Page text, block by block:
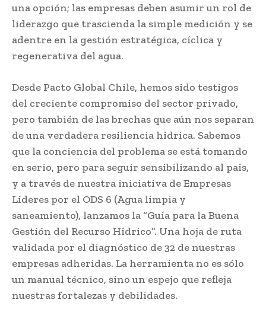
una opción; las empresas deben asumir un rol de
liderazgo que trascienda la simple medición y se
adentre en la gestión estratégica, cíclica y
regenerativa del agua.
Desde Pacto Global Chile, hemos sido testigos
del creciente compromiso del sector privado,
pero también de las brechas que aún nos separan
de una verdadera resiliencia hídrica. Sabemos
que la conciencia del problema se está tomando
en serio, pero para seguir sensibilizando al país,
y a través de nuestra iniciativa de Empresas
Líderes por el ODS 6 (Agua limpia y
saneamiento), lanzamos la “Guía para la Buena
Gestión del Recurso Hídrico”. Una hoja de ruta
validada por el diagnóstico de 32 de nuestras
empresas adheridas. La herramienta no es sólo
un manual técnico, sino un espejo que refleja
nuestras fortalezas y debilidades.